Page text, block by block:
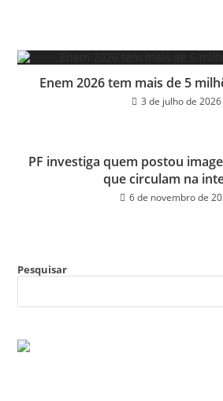
Enem 2026 tem mais de 5
3 de julho de 2026
PF investiga quem postou
que circulam na
6 de novembro de
Pesquisar